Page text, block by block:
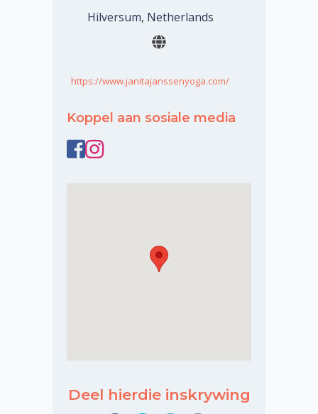
Hilversum, Netherlands
https://www.janitajanssenyoga.com/
Koppel aan sosiale media
Deel hierdie inskrywing